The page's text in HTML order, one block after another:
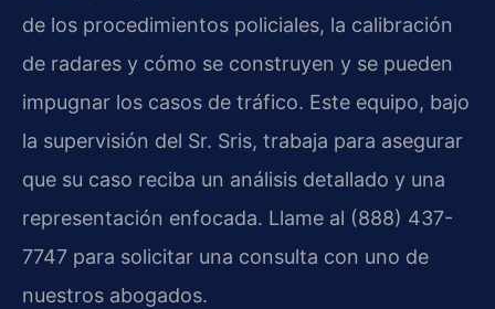
de los procedimientos policiales, la calibración
de radares y cómo se construyen y se pueden
impugnar los casos de tráfico. Este equipo, bajo
la supervisión del Sr. Sris, trabaja para asegurar
que su caso reciba un análisis detallado y una
representación enfocada. Llame al (888) 437-
7747 para solicitar una consulta con uno de
nuestros abogados.